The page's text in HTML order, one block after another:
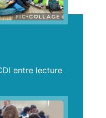
entre lecture